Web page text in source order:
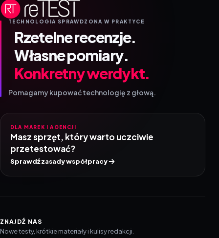
TECHNOLOGIA SPRAWDZONA W PRAKTYCE
Rzetelne recenzje.
Własne pomiary.
Konkretny werdykt.
Pomagamy kupować technologię z głową.
DLA MAREK I AGENCJI
Masz sprzęt, który warto uczciwie
przetestować?
Sprawdź zasady współpracy
ZNAJDŹ NAS
Nowe testy, krótkie materiały i kulisy redakcji.